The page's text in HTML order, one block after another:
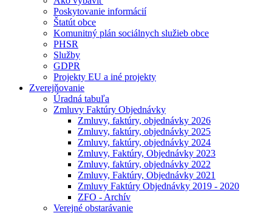
Poskytovanie informácií
Štatút obce
Komunitný plán sociálnych služieb obce
PHSR
Služby
GDPR
Projekty EU a iné projekty
Zverejňovanie
Úradná tabuľa
Zmluvy Faktúry Objednávky
Zmluvy, faktúry, objednávky 2026
Zmluvy, faktúry, objednávky 2025
Zmluvy, faktúry, objednávky 2024
Zmluvy, Faktúry, Objednávky 2023
Zmluvy, faktúry, objednávky 2022
Zmluvy, Faktúry, Objednávky 2021
Zmluvy Faktúry Objednávky 2019 - 2020
ZFO - Archív
Verejné obstarávanie